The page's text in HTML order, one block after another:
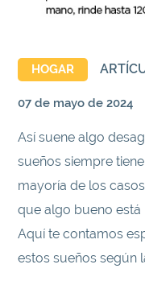
HOGAR
07 de mayo de 2024
Así suene algo
sueños siempre
mayoría de los
que algo bueno está
Aquí te contamos
estos sueños según